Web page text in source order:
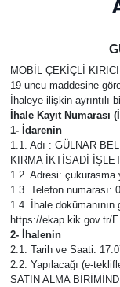
MOBİL ÇEKİÇLİ KIRICI
19 uncu maddesine
İhaleye ilişkin ayrıntılı
İhale Kayıt Numarası
1- İdarenin
1.1. Adı : GÜLNAR
KIRMA İKTİSADİ
1.2. Adresi: çukurasma
1.3. Telefon numarası:
1.4. İhale
https://ekap.kik.gov.tr/
2- İhalenin
2.1. Tarih ve Saati:
2.2. Yapılacağı (e-
SATIN ALMA
Haberde
Kültür -
Magazin
Mersin
Mersin